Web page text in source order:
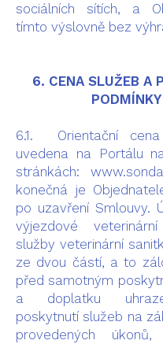
sociálních sítích, a
tímto výslovně bez
6. CENA SLUŽEB A
PODMÍNKY
6.1. Orientační
uvedena na Portálu
stránkách:
konečná je
po uzavření Smlouvy.
výjezdové
služby veterinární
ze dvou částí, a to
před samotným
a doplatku
poskytnutí služeb na
provedených úkonů,